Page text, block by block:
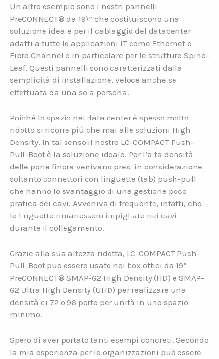
Un altro esempio sono i nostri pannelli
PreCONNECT® da 19\” che costituiscono una
soluzione ideale per il cablaggio del datacenter
adatti a tutte le applicazioni IT come Ethernet e
Fibre Channel e in particolare per le strutture Spine-
Leaf. Questi pannelli sono caratterizzati dalla
semplicità di installazione, veloce anche se
effettuata da una sola persona.
Poiché lo spazio nei data center è spesso molto
ridotto si ricorre più che mai alle soluzioni High
Density. In tal senso il nostro LC-COMPACT Push-
Pull-Boot è la soluzione ideale. Per l’alta densità
delle porte finora venivano presi in considerazione
soltanto connettori con linguette (tab) push-pull,
che hanno lo svantaggio di una gestione poco
pratica dei cavi. Avveniva di frequente, infatti, che
le linguette rimanessero impigliate nei cavi
durante il collegamento.
Grazie alla sua altezza ridotta, LC-COMPACT Push-
Pull-Boot può essere usato nei box ottici da 19”
PreCONNECT® SMAP-G2 High Density (HD) e SMAP-
G2 Ultra High Density (UHD) per realizzare una
densità di 72 o 96 porte per unità in uno spazio
minimo.
Spero di aver portato tanti esempi concreti. Secondo
la mia esperienza per le organizzazioni può essere